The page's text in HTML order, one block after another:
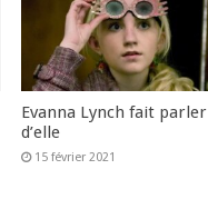
Evanna Lynch fait parler
d’elle
15 février 2021